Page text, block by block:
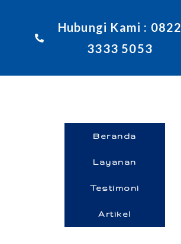
Hubungi Kami : 0822
3333 5053
Beranda
Layanan
Testimoni
Artikel